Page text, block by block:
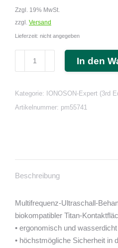
Zzgl. 19% MwSt.
zzgl. Versand
Lieferzeit: nicht angegeben
5
cm²
In den
Kategorie: IONOSON-Expert (3rd
Artikelnummer: pm55741
Beschreibung
Multifrequenz-Ultraschall-
biokompatibler Titan-
• ergonomisch und wasserdicht
• höchstmögliche Sicherheit in